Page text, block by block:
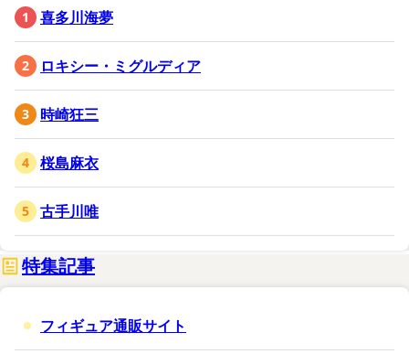
喜多川海夢
ロキシー・ミグルディア
時崎狂三
桜島麻衣
古手川唯
特集記事
フィギュア通販サイト